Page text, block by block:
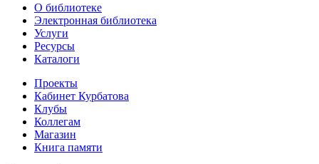
О библиотеке
Электронная библиотека
Услуги
Ресурсы
Каталоги
Проекты
Кабинет Курбатова
Клубы
Коллегам
Магазин
Книга памяти